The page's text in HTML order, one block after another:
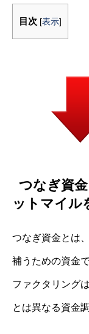
目次 [表示]
つなぎ資
ットマイル
つなぎ資金とは
補うための資金で
ファクタリング
とは異なる資金